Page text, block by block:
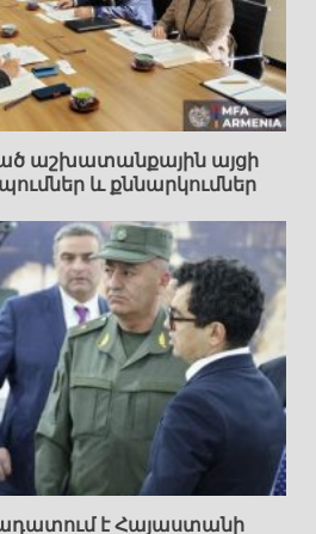
աշխատանքային այցի
և քննարկումներ
է Հայաստանի